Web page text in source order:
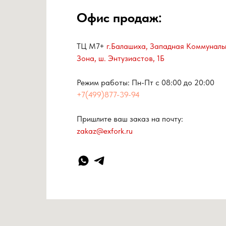
Офис продаж:
ТЦ М7+ г.Балашиха, Западная
Зона, ш. Энтузиастов, 1Б
Режим работы: Пн-Пт с 08:00 до 20:00
+7(499)877-39-94
Пришлите ваш заказ на почту:
zakaz@exfork.ru